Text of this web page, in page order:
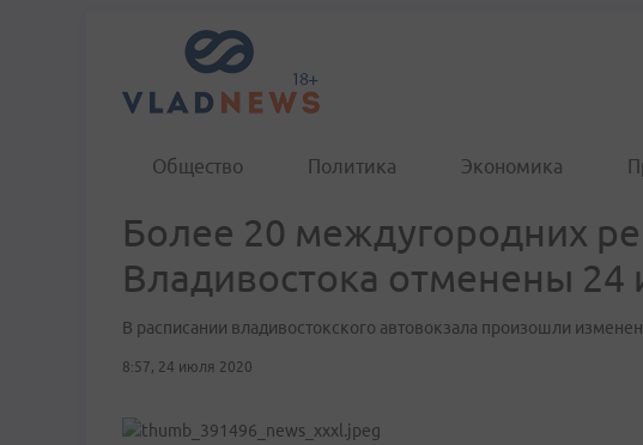
Общество Политика Экономика
Более 20 междугородних
Владивостока отменены 24
В расписании владивостокского автовокзала произошли
8:57, 24 июля 2020